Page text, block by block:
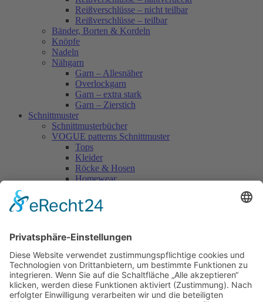
Reißverschlüsse – nicht teilbar
Reißverschlüsse – teilbar
Bänder, Borten & Kordeln
Knöpfe
Nadeln
Nähgarn
Garn – Allesnäher
Overlockgarn
Garn – extra stark
Garn – Zierstich
Schnittmuster
Schnittmusterbücher
VOGUE patterns Schnittmuster
Tops
Kleider
Röcke & Hosen
Homewear
Vogue Vintage
Herren
Accessoires
Einzelschnittmuster Burda
Tops
Kleider
Röcke & Hosen
Homewear
Jacken & Mäntel